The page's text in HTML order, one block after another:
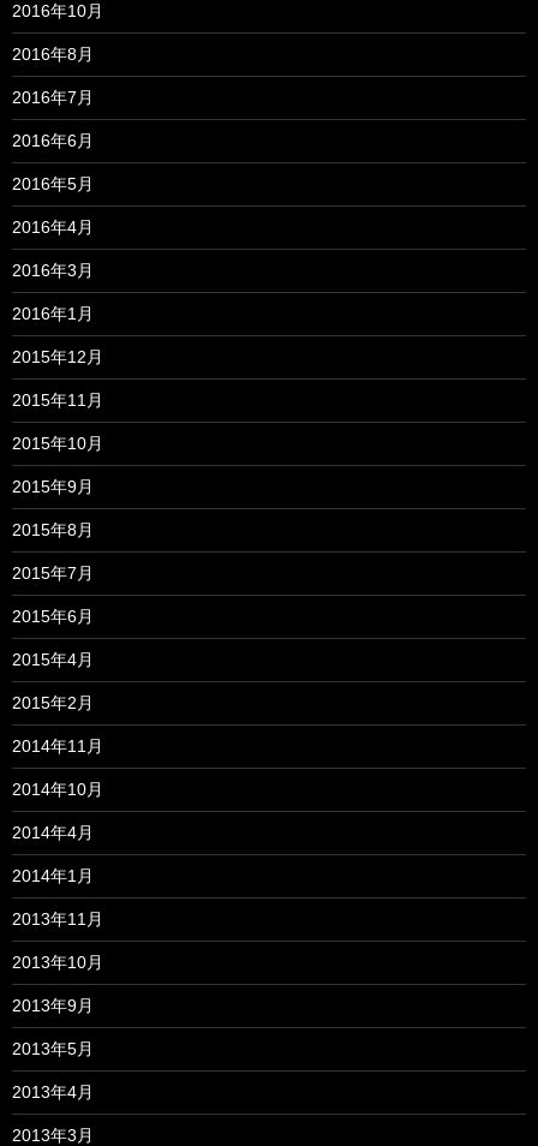
2016年10月
2016年8月
2016年7月
2016年6月
2016年5月
2016年4月
2016年3月
2016年1月
2015年12月
2015年11月
2015年10月
2015年9月
2015年8月
2015年7月
2015年6月
2015年4月
2015年2月
2014年11月
2014年10月
2014年4月
2014年1月
2013年11月
2013年10月
2013年9月
2013年5月
2013年4月
2013年3月